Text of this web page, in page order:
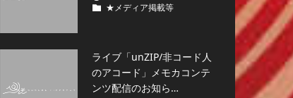
★メディア掲載等
ライブ「unZIP/非コード人
のアコード」メモカコンテ
ンツ配信のお知ら…